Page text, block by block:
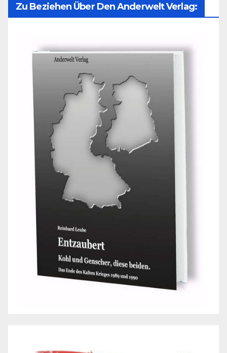
Zu Beziehen Über Den Anderwelt Verlag: